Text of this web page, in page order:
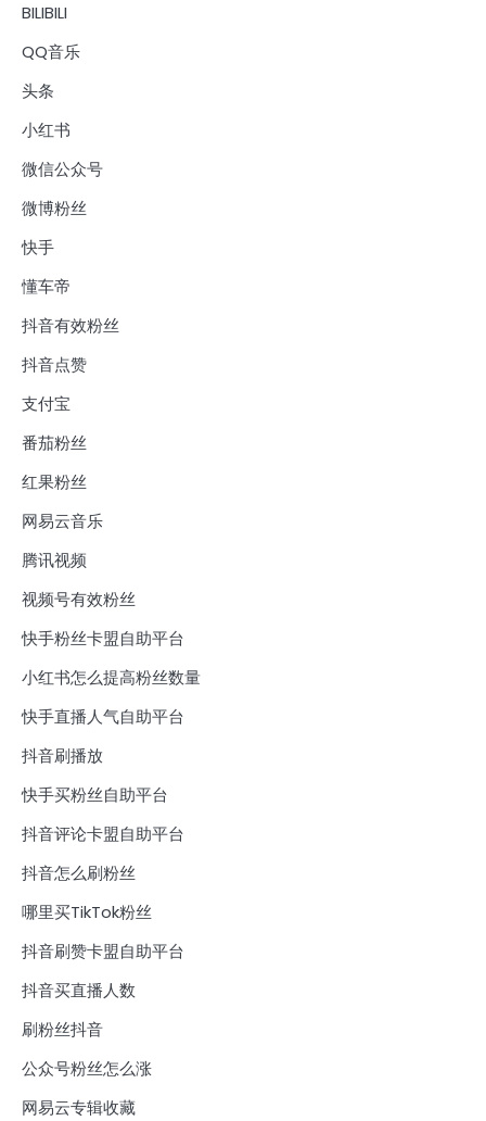
BILIBILI
QQ音乐
头条
小红书
微信公众号
微博粉丝
快手
懂车帝
抖音有效粉丝
抖音点赞
支付宝
番茄粉丝
红果粉丝
网易云音乐
腾讯视频
视频号有效粉丝
快手粉丝卡盟自助平台
小红书怎么提高粉丝数量
快手直播人气自助平台
抖音刷播放
快手买粉丝自助平台
抖音评论卡盟自助平台
抖音怎么刷粉丝
哪里买TikTok粉丝
抖音刷赞卡盟自助平台
抖音买直播人数
刷粉丝抖音
公众号粉丝怎么涨
网易云专辑收藏